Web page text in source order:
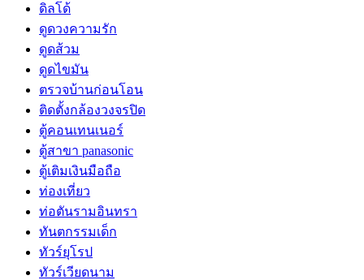
ดิลโด้
ดูดวงความรัก
ดูดส้วม
ดูดไขมัน
ตรวจบ้านก่อนโอน
ติดตั้งกล้องวงจรปิด
ตู้คอนเทนเนอร์
ตู้สาขา panasonic
ตู้เติมเงินมือถือ
ท่องเที่ยว
ท่อตันรามอินทรา
ทันตกรรมเด็ก
ทัวร์ยุโรป
ทัวร์เวียดนาม